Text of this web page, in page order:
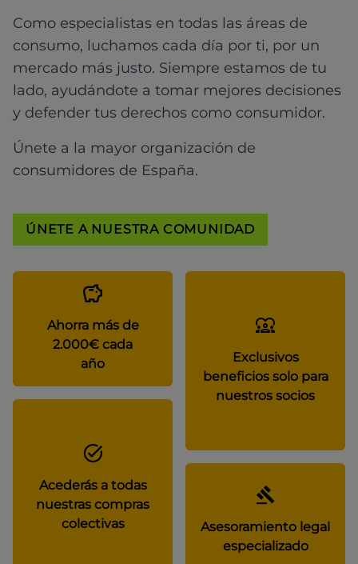
Como especialistas en todas las áreas de
consumo, luchamos cada día por ti, por un
mercado más justo. Siempre estamos de tu
lado, ayudándote a tomar mejores decisiones
y defender tus derechos como consumidor.
Únete a la mayor organización de
consumidores de España.
ÚNETE A NUESTRA COMUNIDAD
Ahorra más de
2.000€ cada
año
Exclusivos
beneficios solo para
nuestros socios
Acederás a todas
nuestras compras
colectivas
Asesoramiento legal
especializado